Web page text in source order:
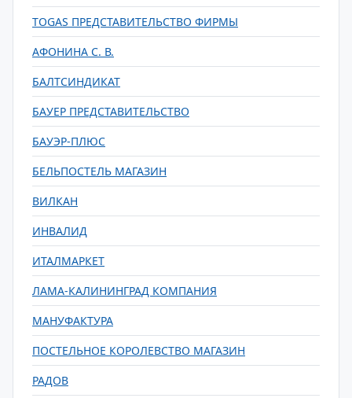
TOGAS ПРЕДСТАВИТЕЛЬСТВО ФИРМЫ
АФОНИНА С. В.
БАЛТСИНДИКАТ
БАУЕР ПРЕДСТАВИТЕЛЬСТВО
БАУЭР-ПЛЮС
БЕЛЬПОСТЕЛЬ МАГАЗИН
ВИЛКАН
ИНВАЛИД
ИТАЛМАРКЕТ
ЛАМА-КАЛИНИНГРАД КОМПАНИЯ
МАНУФАКТУРА
ПОСТЕЛЬНОЕ КОРОЛЕВСТВО МАГАЗИН
РАДОВ